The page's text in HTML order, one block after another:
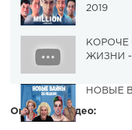
2019
КОРОЧЕ
ЖИЗНИ -
НОВЫЕ
Описание видео: